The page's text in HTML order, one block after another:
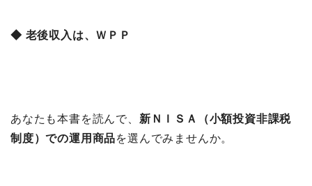
◆ 老後収入は、ＷＰＰ
あなたも本書を読んで、 新ＮＩＳＡ（小額投資非課税
制度）での運用商品を選んでみませんか。